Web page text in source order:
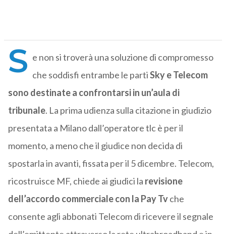
S e non si troverà una soluzione di compromesso
che soddisfi entrambe le partiSky e Telecom
sono destinate a confrontarsi in un’aula di
tribunale. La prima udienza sulla citazione in giudizio
presentata a Milano dall’operatore tlc è per il
momento, a meno che il giudice non decida di
spostarla in avanti, fissata per il 5 dicembre. Telecom,
ricostruisce MF, chiede ai giudici la revisione
dell’accordo commerciale con la Pay Tvche
consente agli abbonati Telecom di ricevere il segnale